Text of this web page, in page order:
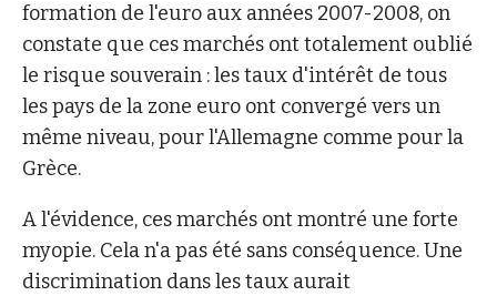
formation de l'euro aux années 2007-2008, on
constate que ces marchés ont totalement oublié
le risque souverain : les taux d'intérêt de tous
les pays de la zone euro ont convergé vers un
même niveau, pour l'Allemagne comme pour la
Grèce.
A l'évidence, ces marchés ont montré une forte
myopie. Cela n'a pas été sans conséquence. Une
discrimination dans les taux aurait